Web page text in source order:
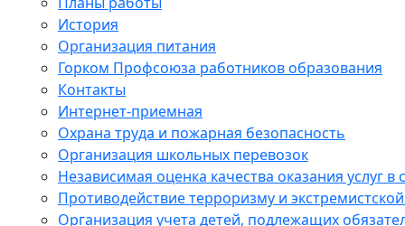
История
Организация питания
Горком Профсоюза работников образования
Контакты
Интернет-приемная
Охрана труда и пожарная безопасность
Организация школьных перевозок
Независимая оценка качества оказания услуг
Противодействие терроризму и
Организация учета детей, подлежащих